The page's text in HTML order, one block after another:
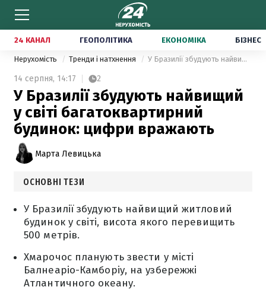
24 КАНАЛ ГЕОПОЛІТИКА ЕКОНОМІКА БІЗНЕС
Нерухомість Тренди і натхнення У Бразилії збудують найвищий у світі багатоквартирний будинок: цифри вражають
14 серпня, 14:17 2
У Бразилії збудують найвищий
у світі багатоквартирний
будинок: цифри вражають
Марта Левицька
ОСНОВНІ ТЕЗИ
У Бразилії збудують найвищий житловий
будинок у світі, висота якого перевищить
500 метрів.
Хмарочос планують звести у місті
Балнеаріо-Камборіу, на узбережжі
Атлантичного океану.